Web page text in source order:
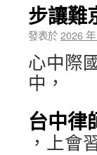
步讓難
發表於2026
心中際
中，
台中律
，上會